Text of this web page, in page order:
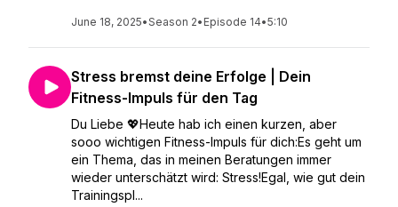
June 18, 2025•Season 2• Episode 14•5:10
Stress bremst deine Erfolge | Dein
Fitness-Impuls für den Tag
Du Liebe 💖Heute hab ich einen kurzen, aber
sooo wichtigen Fitness-Impuls für dich:Es geht um
ein Thema, das in meinen Beratungen immer
wieder unterschätzt wird: Stress!Egal, wie gut dein
Trainingspl...